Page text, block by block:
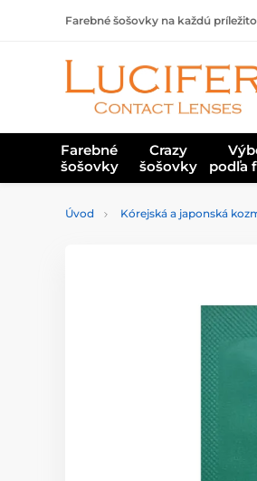
Farebné šošovky na každú
Farebné
šošovky
Crazy
šošovky
podľa
Úvod Kórejská a japonská